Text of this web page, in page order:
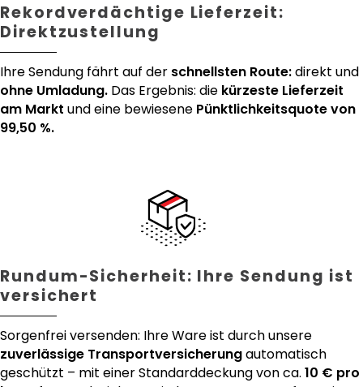
Rekordverdächtige Lieferzeit:
Direktzustellung
Ihre Sendung fährt auf der schnellsten Route:direkt und
ohne Umladung. Das Ergebnis: die kürzeste Lieferzeit
am Markt und eine bewiesene Pünktlichkeitsquote von
99,50 %.
Rundum-Sicherheit: Ihre Sendung ist
versichert
Sorgenfrei versenden: Ihre Ware ist durch unsere
zuverlässige Transportversicherungautomatisch
geschützt – mit einer Standarddeckung von ca. 10 € pro